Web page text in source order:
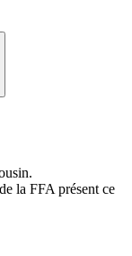
la FFA présent ce